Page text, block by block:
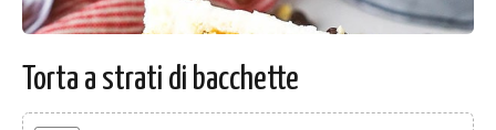
Torta a strati di bacchette